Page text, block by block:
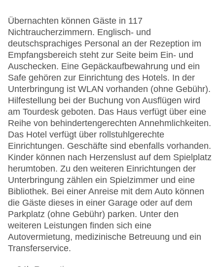
Übernachten können Gäste in 117
Nichtraucherzimmern. Englisch- und
deutschsprachiges Personal an der Rezeption im
Empfangsbereich steht zur Seite beim Ein- und
Auschecken. Eine Gepäckaufbewahrung und ein
Safe gehören zur Einrichtung des Hotels. In der
Unterbringung ist WLAN vorhanden (ohne Gebühr).
Hilfestellung bei der Buchung von Ausflügen wird
am Tourdesk geboten. Das Haus verfügt über eine
Reihe von behindertengerechten Annehmlichkeiten.
Das Hotel verfügt über rollstuhlgerechte
Einrichtungen. Geschäfte sind ebenfalls vorhanden.
Kinder können nach Herzenslust auf dem Spielplatz
herumtoben. Zu den weiteren Einrichtungen der
Unterbringung zählen ein Spielzimmer und eine
Bibliothek. Bei einer Anreise mit dem Auto können
die Gäste dieses in einer Garage oder auf dem
Parkplatz (ohne Gebühr) parken. Unter den
weiteren Leistungen finden sich eine
Autovermietung, medizinische Betreuung und ein
Transferservice.